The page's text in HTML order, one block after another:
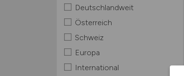
Deutschlandweit
Österreich
Schweiz
Europa
International